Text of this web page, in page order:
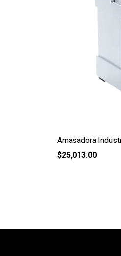
Amasadora
$25,013.00